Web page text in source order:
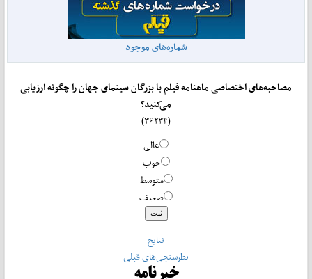
شماره‌های موجود
مصاحبه‌های اختصاصی ماهنامه فیلم با بزرگان سینمای جهان را چگونه ارزیابی
می‌کنید؟
عالی
خوب
متوسط
ضعیف
نتایج
نظرسنجی‌های قبلی
خبرنامه